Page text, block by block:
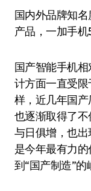
国内外品牌知名度与日俱增，也出现了许多经典的
产品，一加手机
国产智能手机
计方面一直受
样，近几年国
也逐渐取得了
与日俱增，也
是今年最有力
到“国产制造”的